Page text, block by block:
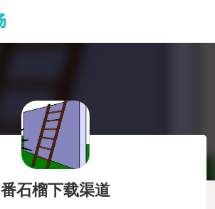
番石榴下载渠道